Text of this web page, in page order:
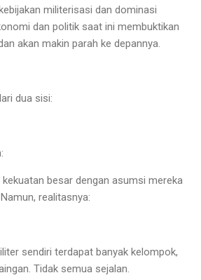
militerisasi dan dominasi
dan politik saat ini membuktikan
akan makin parah ke depannya.
dua sisi:
besar dengan asumsi mereka
realitasnya:
sendiri terdapat banyak kelompok,
Tidak semua sejalan.